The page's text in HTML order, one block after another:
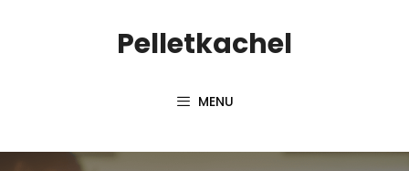
Pelletkachel
MENU